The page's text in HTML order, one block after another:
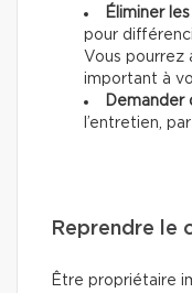
Éliminer
pour
Vous pourrez
important à
Demander
l’entretien,
Reprendre le
Être propriétaire